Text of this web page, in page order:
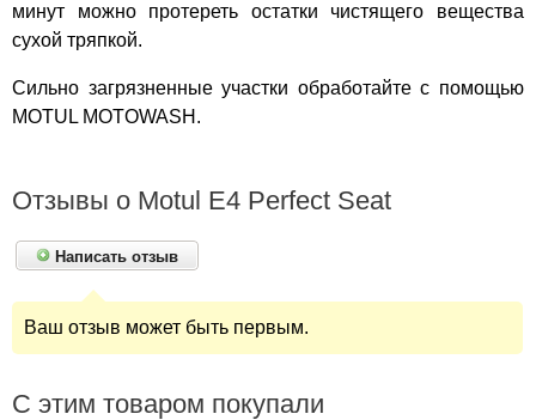
минут можно протереть остатки чистящего вещества
сухой тряпкой.
Сильно загрязненные участки обработайте с помощью
MOTUL MOTOWASH.
Отзывы о Motul E4 Perfect Seat
Написать отзыв
Ваш отзыв может быть первым.
С этим товаром покупали